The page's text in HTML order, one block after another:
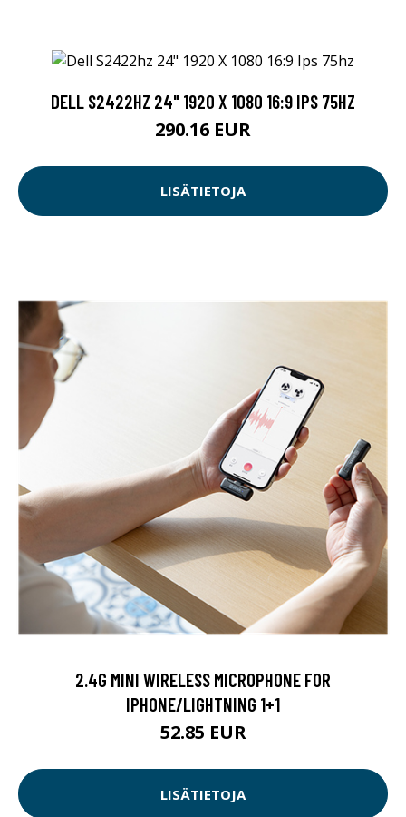
DELL S2422HZ 24" 1920 X 1080 16:9 IPS 75HZ
290.16 EUR
LISÄTIETOJA
2.4G MINI WIRELESS MICROPHONE FOR
IPHONE/LIGHTNING 1+1
52.85 EUR
LISÄTIETOJA